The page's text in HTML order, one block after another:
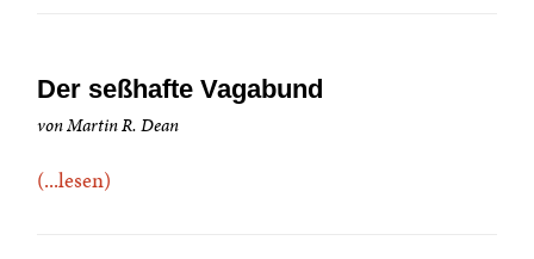
Der seßhafte Vagabund
von Martin R. Dean
(...lesen)